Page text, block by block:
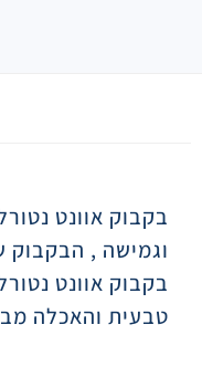
וגמישה ,
בקבוק אוונט
טבעית והאכלה